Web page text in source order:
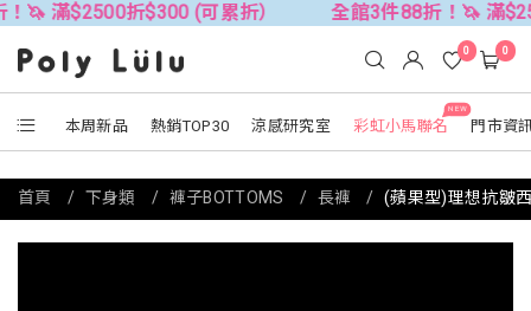
折$300 (可累折） 全館3件88折！🦄 滿$2500折$300
本周新品 熱銷TOP30 涼感研究室
NEW
彩虹小馬聯名 門市資
0 0
首頁 下身類 褲子BOTTOMS 長褲 (蘋果型)理想抗皺